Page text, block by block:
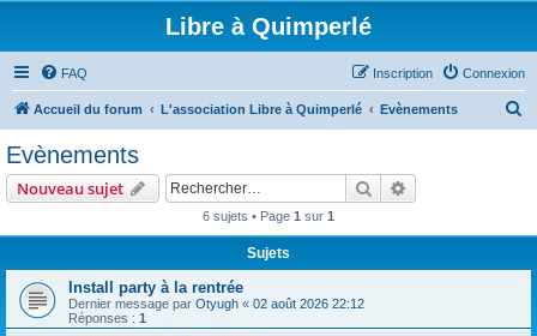
Libre à Quimperlé
FAQ Connexion
Inscription
Accueil du forum L'association Libre à Quimperlé Evènements
Evènements
Nouveau sujet Rechercher
6 sujets • Page 1 sur 1
Sujets
Install party à la rentrée
Dernier message par Otyugh « 02 août 2026 22:12
Réponses : 1